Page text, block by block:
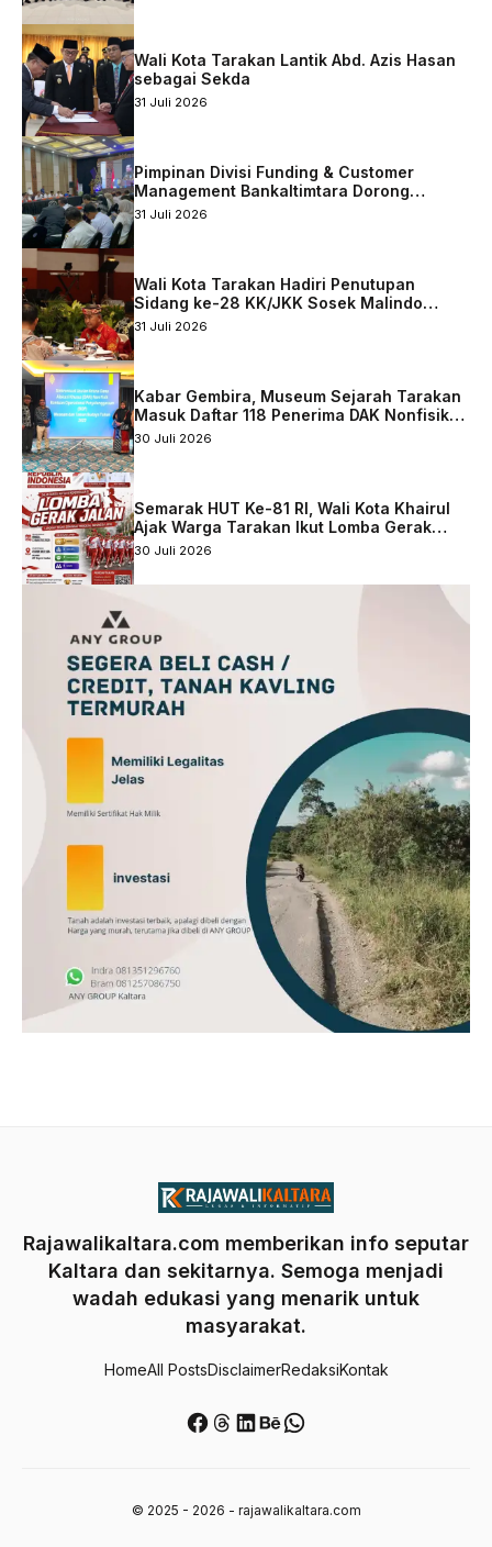
Wali Kota Tarakan Lantik Abd. Azis Hasan
sebagai Sekda
31 Juli 2026
Pimpinan Divisi Funding & Customer
Management Bankaltimtara Dorong
Percepatan Digitalisasi Keuangan di Kota
31 Juli 2026
Wali Kota Tarakan Hadiri Penutupan
Sidang ke-28 KK/JKK Sosek Malindo
Tingkat Kaltara–Sabah
31 Juli 2026
Kabar Gembira, Museum Sejarah Tarakan
Masuk Daftar 118 Penerima DAK Nonfisik
2027
30 Juli 2026
Semarak HUT Ke-81 RI, Wali Kota Khairul
Ajak Warga Tarakan Ikut Lomba Gerak
Jalan
30 Juli 2026
Rajawalikaltara.com memberikan info seputar
Kaltara dan sekitarnya. Semoga menjadi
wadah edukasi yang menarik untuk
masyarakat.
HomeAll PostsDisclaimerRedaksiKontak
Facebook
Threads
LinkedIn
Behance
WhatsApp
© 2025 - 2026 - rajawalikaltara.com